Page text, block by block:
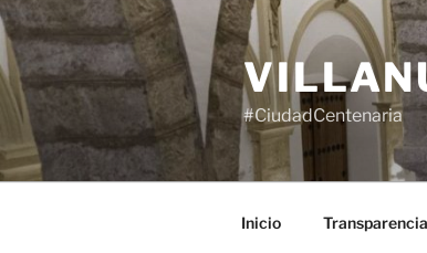
Saltar
al
contenido
#CiudadCentenaria
Inicio Transparencia